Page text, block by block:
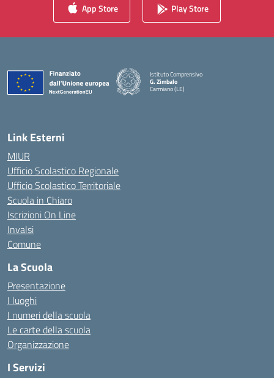
App Store Play Store
Istituto Comprensivo
G. Zimbalo
Carmiano (LE)
Link Esterni
MIUR
Ufficio Scolastico Regionale
Ufficio Scolastico Territoriale
Scuola in Chiaro
Iscrizioni On Line
Invalsi
Comune
La Scuola
Presentazione
I luoghi
I numeri della scuola
Le carte della scuola
Organizzazione
I Servizi